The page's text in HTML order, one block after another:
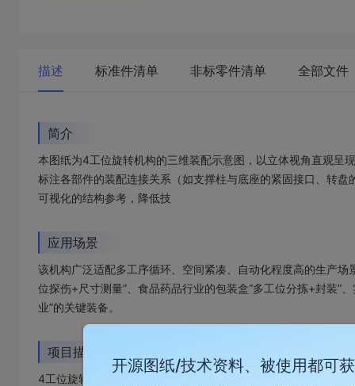
描述 标准件清单 非标零件清单 全部文件
简介
本图纸为4工位旋转机构的三维装配示意图，以立体视角直观
标注各部件的装配连接关系（如支撑柱与底座的紧固接口、转
可视化的结构参考，降低技
应用场景
该机构广泛适配多工序循环、空间紧凑、自动化程度高的生产
位探伤+尺寸测量”、食品药品行业的包装盒“多工位分拣+封装”
业”的关键装备。
项目描述
4工位旋转机构是为自动化生产线量身打造的多工位协同作业核
开源图纸/技术资料、被使用都可